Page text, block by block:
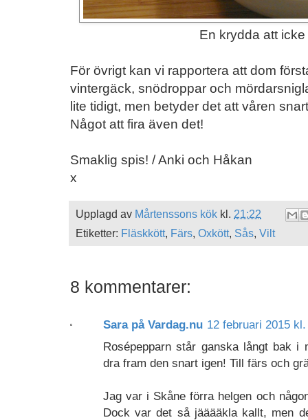
En krydda att
För övrigt kan vi rapportera att dom
vintergäck, snödroppar och
lite tidigt, men betyder det att våren
Något att fira även det!
Smaklig spis! / Anki och Håkan
x
Upplagd av Mårtenssons kök kl. 21:22
Etiketter: Fläskkött, Färs, Oxkött, Sås, Vilt
8 kommentarer:
Sara på Vardag.nu 12 februari 2015
Rosépepparn står ganska långt bak
dra fram den snart igen! Till färs och
Jag var i Skåne förra helgen och
Dock var det så jääääkla kallt, men